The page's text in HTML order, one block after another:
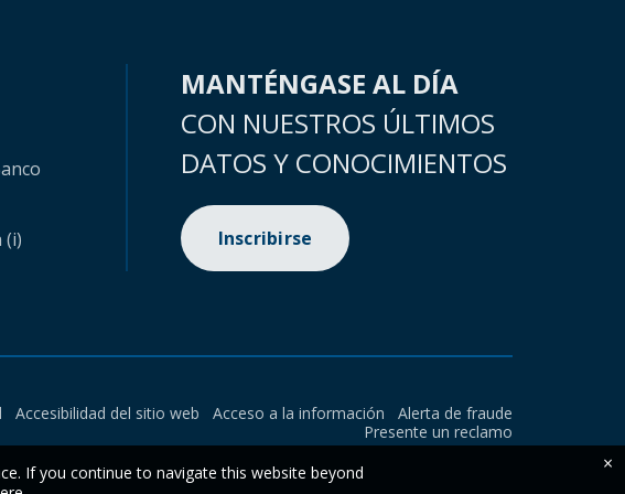
(i)
MANTÉNGASE AL DÍA
CON NUESTROS ÚLTIMOS
DATOS Y CONOCIMIENTOS
Inscribirse
Accesibilidad del sitio web Acceso a la información
Alerta de fraude
Presente un reclamo
If you continue to navigate this website beyond
×